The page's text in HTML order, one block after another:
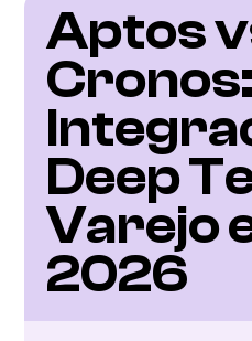
Aptos
Cronos:
Deep
Varejo
2026